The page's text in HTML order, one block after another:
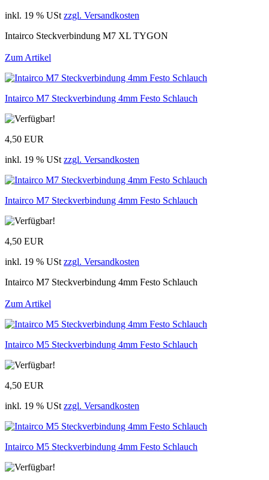
inkl. 19 % USt zzgl. Versandkosten
Intairco Steckverbindung M7 XL TYGON
Zum Artikel
Intairco M7 Steckverbindung 4mm Festo Schlauch
4,50 EUR
inkl. 19 % USt zzgl. Versandkosten
Intairco M7 Steckverbindung 4mm Festo Schlauch
4,50 EUR
inkl. 19 % USt zzgl. Versandkosten
Intairco M7 Steckverbindung 4mm Festo Schlauch
Zum Artikel
Intairco M5 Steckverbindung 4mm Festo Schlauch
4,50 EUR
inkl. 19 % USt zzgl. Versandkosten
Intairco M5 Steckverbindung 4mm Festo Schlauch